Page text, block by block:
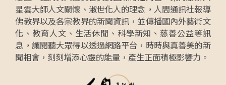
星雲大師人文關懷、淑世化人的理念，人間通訊社報導
佛教界以及各宗教界的新聞資訊，並傳播國內外藝術文
化、教育人文、生活休閒、科學新知、慈善公益等訊
息，讓閱聽大眾得以透過網路平台，時時與真善美的新
聞相會，刻刻增添心靈的能量，產生正面積極影響力。